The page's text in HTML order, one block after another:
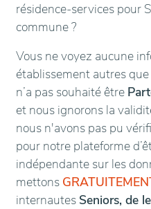
résidence-services pour
commune ?
Vous ne voyez aucune
établissement autres
n’a pas souhaité être
et nous ignorons la
nous n'avons pas pu
pour notre plateforme
indépendante sur les
mettons
internautes Seniors, de